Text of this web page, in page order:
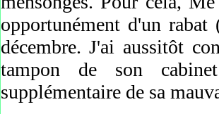
opportunément d'un
décembre. J'ai aussitôt
tampon de son
supplémentaire de sa